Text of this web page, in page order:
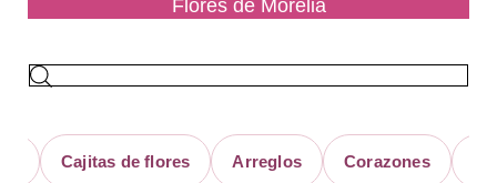
Flores de Morelia
de flores Arreglos Corazones Coronas